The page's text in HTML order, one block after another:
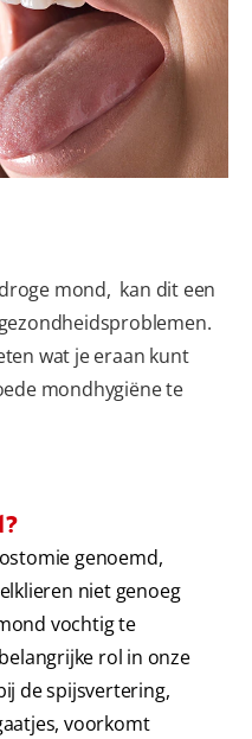
MONDGEZONDHEID
PRODUCTMATCH
BE (NL)
mond, kan dit een
wat je eraan kunt
mondhygiëne te
genoemd,
niet genoeg
vochtig te
rol in onze
de spijsvertering,
voorkomt